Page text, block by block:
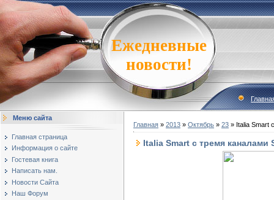
Ежедневные
новости!
Меню сайта
Главная страница
Информация о сайте
Гостевая книга
Написать нам.
Новости Сайта
Наш Форум
Главная » 2013 » Октябрь » 23 » Italia Smart
Italia Smart с тремя каналами